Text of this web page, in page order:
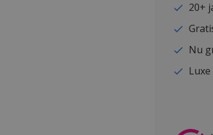
20+
Nu